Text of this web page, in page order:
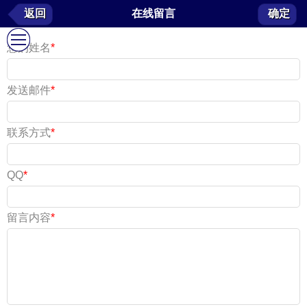
在线留言
我要留言
返回 在线留言 确定
您的姓名*
发送邮件*
联系方式*
QQ*
留言内容*